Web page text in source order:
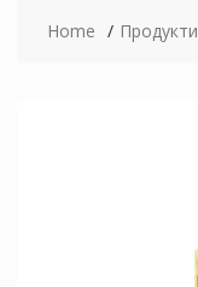
Home Продукти